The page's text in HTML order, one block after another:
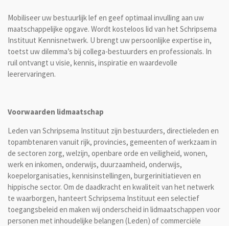
Mobiliseer uw bestuurlijk lef en geef optimaal invulling aan uw
maatschappelijke opgave. Wordt kosteloos lid van het Schripsema
Instituut Kennisnetwerk. U brengt uw persoonlijke expertise in,
toetst uw dilemma’s bij collega-bestuurders en professionals. In
ruil ontvangt u visie, kennis, inspiratie en waardevolle
leerervaringen.
Voorwaarden lidmaatschap
Leden van Schripsema Instituut zijn bestuurders, directieleden en
topambtenaren vanuit rijk, provincies, gemeenten of werkzaam in
de sectoren zorg, welzijn, openbare orde en veiligheid, wonen,
werk en inkomen, onderwijs, duurzaamheid, onderwijs,
koepelorganisaties, kennisinstellingen, burgerinitiatieven en
hippische sector. Om de daadkracht en kwaliteit van het netwerk
te waarborgen, hanteert Schripsema Instituut een selectief
toegangsbeleid en maken wij onderscheid in lidmaatschappen voor
personen met inhoudelijke belangen (Leden) of commerciële